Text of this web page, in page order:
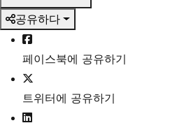
공유하다
페이스북에 공유하기
트위터에 공유하기